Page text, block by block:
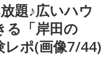
題♪広いハウ
る「岸田の
レポ(画像7/44)